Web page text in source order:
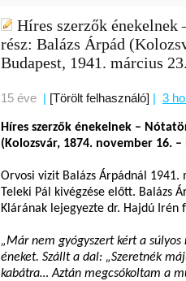
Híres szerzők
rész: Balázs Árpád
Budapest, 1941. március
15 éve | [Törölt felhasználó] | 3
Híres szerzők énekelnek –
(Kolozsvár, 1874. november 16.
Orvosi vizit Balázs Árpádnál
Teleki Pál kivégzése előtt. Balázs
Klárának lejegyezte dr. Hajdú Irén
„Már nem gyógyszert kért a
éneket. Szállt a dal: „Szeretnék
kabátra… Aztán megcsókoltam a